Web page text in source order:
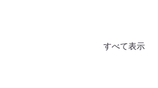
すべて表示